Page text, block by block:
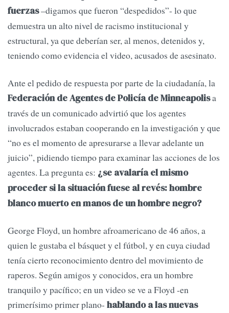
fuerzas–digamos que fueron “despedidos”- lo que
demuestra un alto nivel de racismo institucional y
estructural, ya que deberían ser, al menos, detenidos y,
teniendo como evidencia el video, acusados de asesinato.
Ante el pedido de respuesta por parte de la ciudadanía, la
Federación de Agentes de Policía de Minneapolisa
través de un comunicado advirtió que los agentes
involucrados estaban cooperando en la investigación y que
“no es el momento de apresurarse a llevar adelante un
juicio”, pidiendo tiempo para examinar las acciones de los
agentes. La pregunta es: ¿se avalaría el mismo
proceder si la situación fuese al revés: hombre
blanco muerto en manos de un hombre negro?
George Floyd, un hombre afroamericano de 46 años, a
quien le gustaba el básquet y el fútbol, y en cuya ciudad
tenía cierto reconocimiento dentro del movimiento de
raperos. Según amigos y conocidos, era un hombre
tranquilo y pacífico; en un video se ve a Floyd -en
primerísimo primer plano- hablando a las nuevas